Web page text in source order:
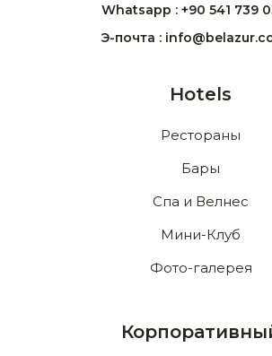
Whatsapp : +90 541 739
Э-почта :
Hotels
Рестораны
Бары
Спа и Велнес
Мини-Клуб
Фото-галерея